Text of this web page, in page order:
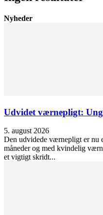
Nyheder
Udvidet værnepligt:
5. august 2026
Den udvidede værnepligt er nu
måneder og med kvindelig
et vigtigt skridt...